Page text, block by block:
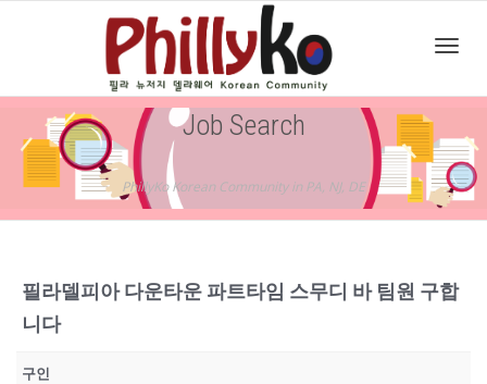
Job Search
PhillyKo Korean Community in PA, NJ, DE
필라델피아 다운타운 파트타임 스무디 바 팀원 구합
니다
구인